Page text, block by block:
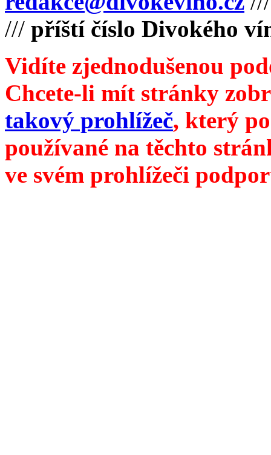
/// příští číslo Divokého
Vidíte zjednodušenou
Chcete-li mít stránky
takový prohlížeč, který
používané na těchto
ve svém prohlížeči